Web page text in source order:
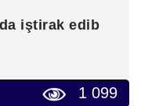
iştirak edib
1 099